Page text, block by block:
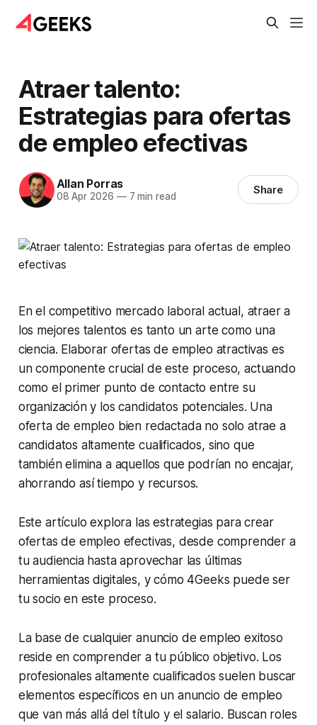
Atraer talento:
Estrategias para ofertas
de empleo efectivas
Allan Porras
08 Apr 2026 —7 min read Share
En el competitivo mercado laboral actual, atraer a
los mejores talentos es tanto un arte como una
ciencia. Elaborar ofertas de empleo atractivas es
un componente crucial de este proceso, actuando
como el primer punto de contacto entre su
organización y los candidatos potenciales. Una
oferta de empleo bien redactada no solo atrae a
candidatos altamente cualificados, sino que
también elimina a aquellos que podrían no encajar,
ahorrando así tiempo y recursos.
Este artículo explora las estrategias para crear
ofertas de empleo efectivas, desde comprender a
tu audiencia hasta aprovechar las últimas
herramientas digitales, y cómo 4Geeks puede ser
tu socio en este proceso.
La base de cualquier anuncio de empleo exitoso
reside en comprender a tu público objetivo. Los
profesionales altamente cualificados suelen buscar
elementos específicos en un anuncio de empleo
que van más allá del título y el salario. Buscan roles